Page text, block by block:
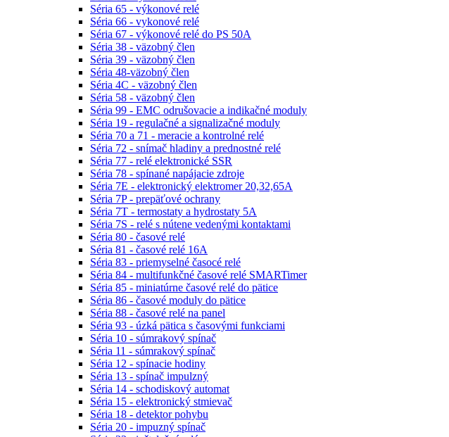
Séria 65 - výkonové relé
Séria 66 - vykonové relé
Séria 67 - výkonové relé do PS 50A
Séria 38 - väzobný člen
Séria 39 - väzobný člen
Séria 48-väzobný člen
Séria 4C - väzobný člen
Séria 58 - väzobný člen
Séria 99 - EMC odrušovacie a indikačné moduly
Séria 19 - regulačné a signalizačné moduly
Séria 70 a 71 - meracie a kontrolné relé
Séria 72 - snímač hladiny a prednostné relé
Séria 77 - relé elektronické SSR
Séria 78 - spínané napájacie zdroje
Séria 7E - elektronický elektromer 20,32,65A
Séria 7P - prepäťové ochrany
Séria 7T - termostaty a hydrostaty 5A
Séria 7S - relé s nútene vedenými kontaktami
Séria 80 - časové relé
Séria 81 - časové relé 16A
Séria 83 - priemyselné časocé relé
Séria 84 - multifunkčné časové relé SMARTimer
Séria 85 - miniatúrne časové relé do pätice
Séria 86 - časové moduly do pätice
Séria 88 - časové relé na panel
Séria 93 - úzká pätica s časovými funkciami
Séria 10 - súmrakový spínač
Séria 11 - súmrakový spínač
Séria 12 - spínacie hodiny
Séria 13 - spínač impulzný
Séria 14 - schodiskový automat
Séria 15 - elektronický stmievač
Séria 18 - detektor pohybu
Séria 20 - impuzný spínač